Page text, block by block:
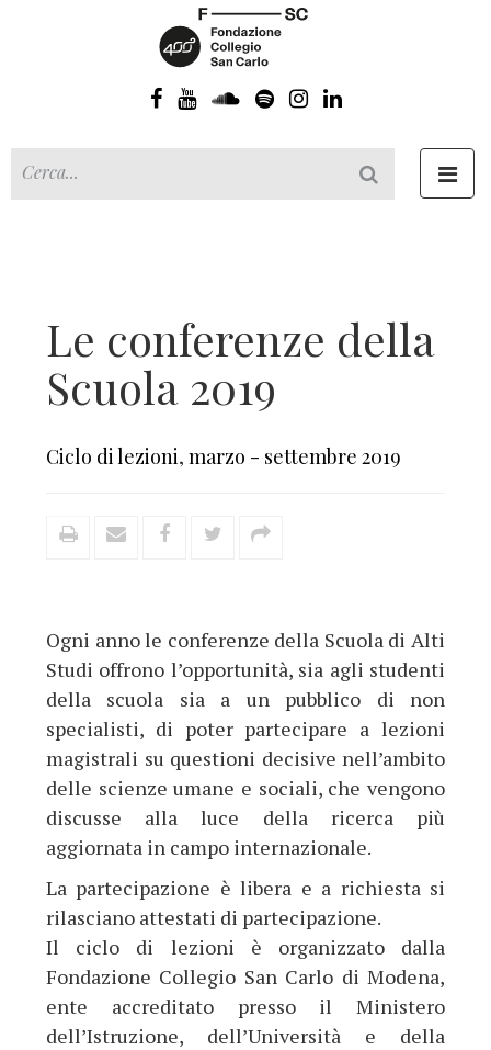
Le conferenze della
Scuola 2019
Ciclo di lezioni, marzo - settembre 2019
Ogni anno le conferenze della Scuola di Alti
Studi offrono l’opportunità, sia agli studenti
della scuola sia a un pubblico di non
specialisti, di poter partecipare a lezioni
magistrali su questioni decisive nell’ambito
delle scienze umane e sociali, che vengono
discusse alla luce della ricerca più
aggiornata in campo internazionale.
La partecipazione è libera e a richiesta si
rilasciano attestati di partecipazione.
Il ciclo di lezioni è organizzato dalla
Fondazione Collegio San Carlo di Modena,
ente accreditato presso il Ministero
dell’Istruzione, dell’Università e della